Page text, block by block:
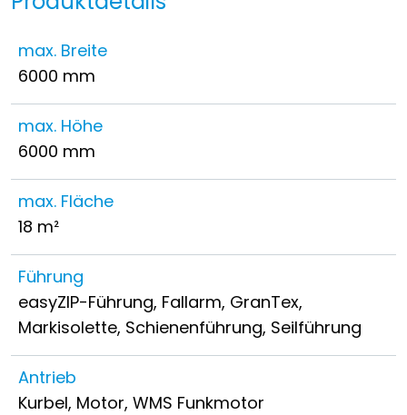
max. Breite
6000 mm
max. Höhe
6000 mm
max. Fläche
18 m²
Führung
easyZIP-Führung, Fallarm, GranTex,
Markisolette, Schienenführung, Seilführung
Antrieb
Kurbel, Motor, WMS Funkmotor